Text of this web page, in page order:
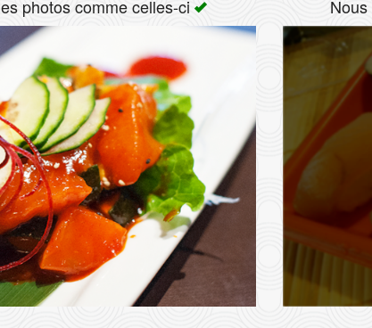
photos comme celles-ci Nous